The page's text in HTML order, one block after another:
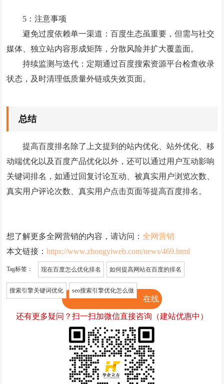
5：注意事项
避免过度依赖单一渠道：百度生态虽重要，但需与社交
媒体、独立站内容形成矩阵，分散风险并扩大覆盖面。
持续监测与迭代：定期通过百度搜索资源平台检查收录
状态，及时清理低质量外链或失效页面。
总结
提高百度排名除了上文提到的站内优化、站外优化、移
动端优化以及百度产品优化以外，还可以通过用户互动影响
关键词排名，如通过回复讨论互动、被真实用户浏览次数、
真实用户评论次数、真实用户点击页面等提高百度排名。
想了解更多全网营销的内容，请访问：全网营销
本文链接：https://www.zhongyiweb.com/news/469.html
Tag标签： 现在百度怎么优化排名 如何提高网站在百度的排名
搜索引擎关键词优化 seo搜索引擎优化怎么做
在线
咨询
还有更多疑问？扫一扫加微信直接咨询（建站优惠中）